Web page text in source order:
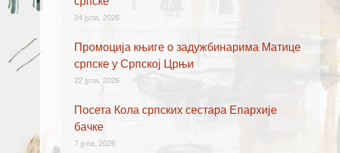
24 јула, 2026
Промоција књиге о задужбинарима Матице
српске у Српској Црњи
22 јула, 2026
Посета Кола српских сестара Епархије
бачке
7 јула, 2026